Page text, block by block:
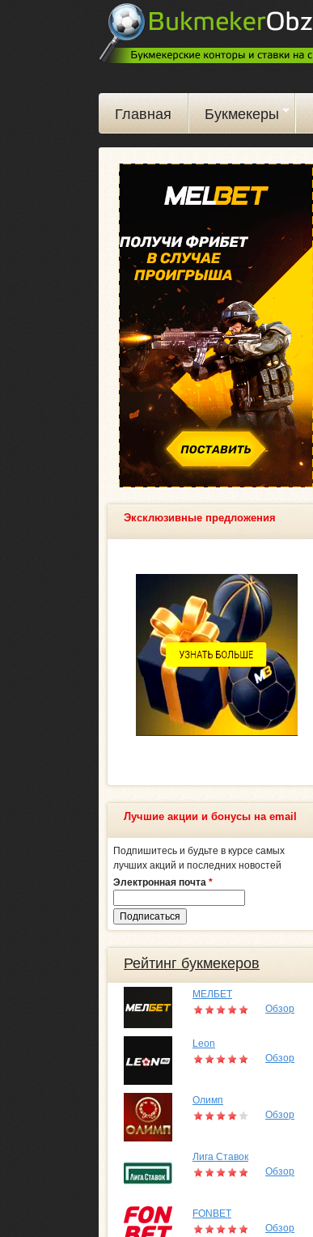
Главная Букмекеры
Эксклюзивные предложения
Лучшие акции и бонусы на email
Подпишитесь и будьте в курсе самых
лучших акций и последних новостей
Электронная почта *
Рейтинг букмекеров
МЕЛБЕТ
Обзор
Leon
Обзор
Олимп
Обзор
Лига Ставок
Обзор
FONBET
Обзор